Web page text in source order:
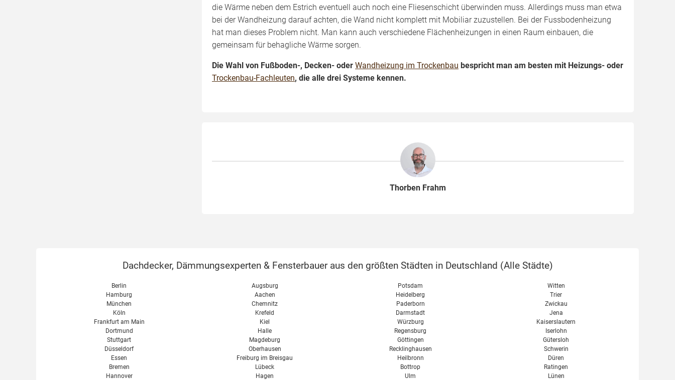
die Wärme neben dem Estrich eventuell auch noch eine Fliesenschicht überwinden muss. Allerdings muss man etwa
bei der Wandheizung darauf achten, die Wand nicht komplett mit Mobiliar zuzustellen. Bei der Fussbodenheizung
hat man dieses Problem nicht. Man kann auch verschiedene Flächenheizungen in einen Raum einbauen, die
gemeinsam für behagliche Wärme sorgen.
Die Wahl von Fußboden-, Decken- oder Wandheizung im Trockenbau bespricht man am besten mit Heizungs- oder
Trockenbau-Fachleuten, die alle drei Systeme kennen.
Thorben Frahm
Dachdecker, Dämmungsexperten & Fensterbauer aus den größten Städten in Deutschland (Alle Städte)
Berlin
Hamburg
München
Köln
Frankfurt am Main
Dortmund
Stuttgart
Düsseldorf
Essen
Bremen
Hannover
Augsburg
Aachen
Chemnitz
Krefeld
Kiel
Halle
Magdeburg
Oberhausen
Freiburg im Breisgau
Lübeck
Hagen
Potsdam
Heidelberg
Paderborn
Darmstadt
Würzburg
Regensburg
Göttingen
Recklinghausen
Heilbronn
Bottrop
Ulm
Witten
Trier
Zwickau
Jena
Kaiserslautern
Iserlohn
Gütersloh
Schwerin
Düren
Ratingen
Lünen